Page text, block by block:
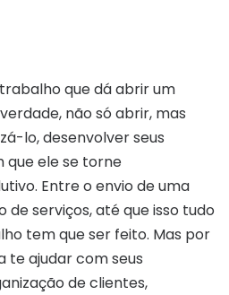
que dá abrir um
não só abrir, mas
lo, desenvolver seus
que ele se torne
Entre o envio de uma
serviços, até que isso tudo
tem que ser feito. Mas por
te ajudar com seus
de clientes,